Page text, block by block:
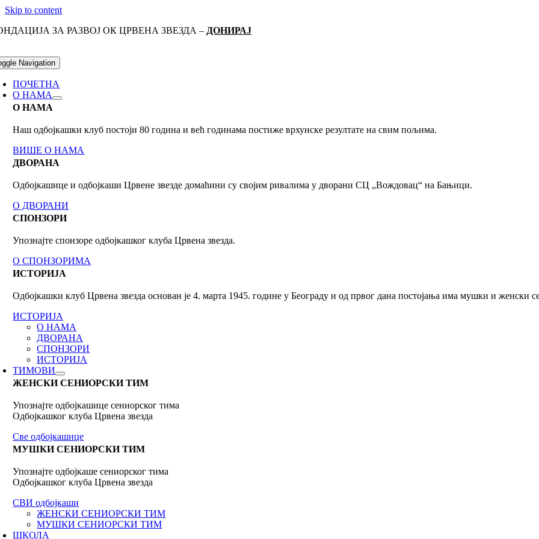
Skip to content
ЗА РАЗВОЈ ОК ЦРВЕНА ЗВЕЗДА – ДОНИРАЈ
Navigation
ПОЧЕТНА
О НАМА
О НАМА
Наш одбојкашки клуб постоји 80 годинa и већ годинама постиже врхунске резултате на свим пољима.
ВИШЕ О НАМА
ДВОРАНА
Одбојкашице и одбојкаши Црвене звезде домаћини су својим ривалима у дворани СЦ „Вождовац“ на Бањици.
О ДВОРАНИ
СПОНЗОРИ
Упознајте спонзоре одбојкашког клуба Црвена звезда.
О СПОНЗОРИМА
ИСТОРИЈА
Одбојкашки клуб Црвена звезда основан је 4. марта 1945. године у Београду и од првог дана постојања има мушки и женски
ИСТОРИЈА
О НАМА
ДВОРАНА
СПОНЗОРИ
ИСТОРИЈА
ТИМОВИ
ЖЕНСКИ СЕНИОРСКИ ТИМ
Упознајте одбојкашице сениорског тима
Одбојкашког клуба Црвена звезда
Све одбојкашице
МУШКИ СЕНИОРСКИ ТИМ
Упознајте одбојкаше сениорског тима
Одбојкашког клуба Црвена звезда
СВИ одбојкаши
ЖЕНСКИ СЕНИОРСКИ ТИМ
МУШКИ СЕНИОРСКИ ТИМ
ШКОЛА